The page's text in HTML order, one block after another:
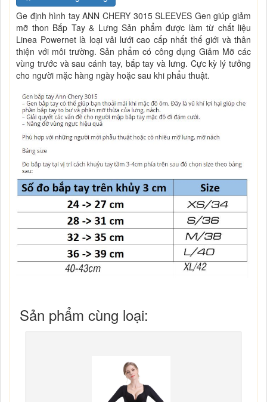
Ge định hình tay ANN CHERY 3015 SLEEVES Gen giúp giảm
mỡ thon Bắp Tay & Lưng Sản phẩm được làm từ chất liệu
Linea Powernet là loại vải lưới cao cấp nhất thế giới và thân
thiện với môi trường. Sản phẩm có công dụng Giảm Mỡ các
vùng trước và sau cánh tay, bắp tay và lưng. Cực kỳ lý tưởng
cho người mặc hàng ngày hoặc sau khi phẩu thuật.
Sản phẩm cùng loại: